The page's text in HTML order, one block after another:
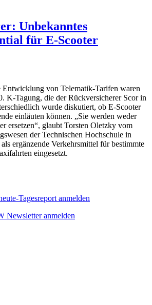
Unbekanntes
für E-Scooter
von Telematik-Tarifen waren
K-Tagung, die der Rückversicherer Scor in
wurde diskutiert, ob E-Scooter
einläuten können. „Sie werden weder
ersetzen“, glaubt Torsten Oletzky vom
der Technischen Hochschule in
ergänzende Verkehrsmittel für bestimmte
eingesetzt.